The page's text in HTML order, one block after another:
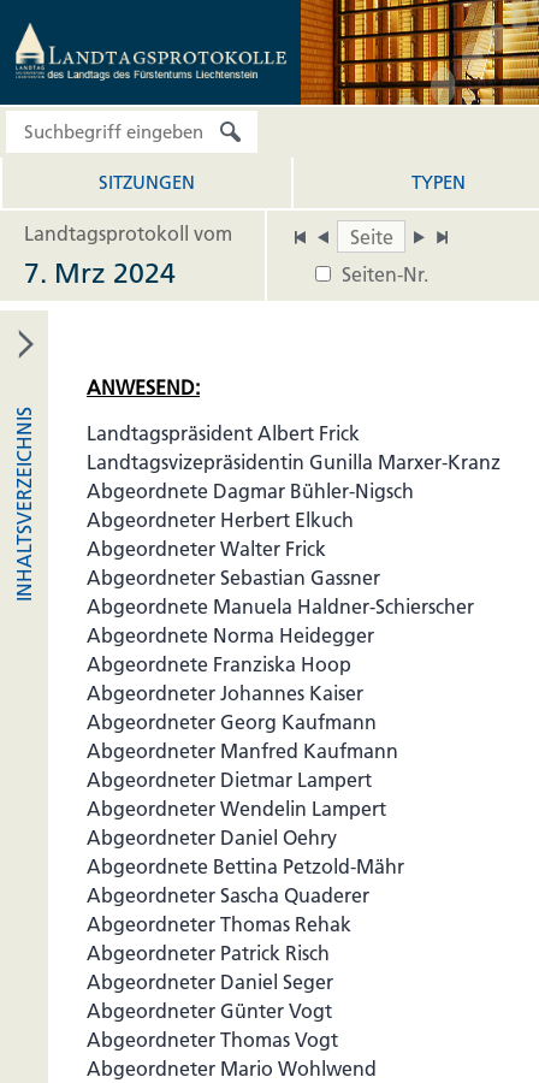
SITZUNGEN TYPEN
Landtagsprotokoll vom
Seiten-Nr.
7. Mrz 2024
INHALTSVERZEICHNIS
ANWESEND:
Landtagspräsident Albert Frick
Landtagsvizepräsidentin Gunilla Marxer-Kranz
Abgeordnete Dagmar Bühler-Nigsch
Abgeordneter Herbert Elkuch
Abgeordneter Walter Frick
Abgeordneter Sebastian Gassner
Abgeordnete Manuela Haldner-Schierscher
Abgeordnete Norma Heidegger
Abgeordnete Franziska Hoop
Abgeordneter Johannes Kaiser
Abgeordneter Georg Kaufmann
Abgeordneter Manfred Kaufmann
Abgeordneter Dietmar Lampert
Abgeordneter Wendelin Lampert
Abgeordneter Daniel Oehry
Abgeordnete Bettina Petzold-Mähr
Abgeordneter Sascha Quaderer
Abgeordneter Thomas Rehak
Abgeordneter Patrick Risch
Abgeordneter Daniel Seger
Abgeordneter Günter Vogt
Abgeordneter Thomas Vogt
Abgeordneter Mario Wohlwend